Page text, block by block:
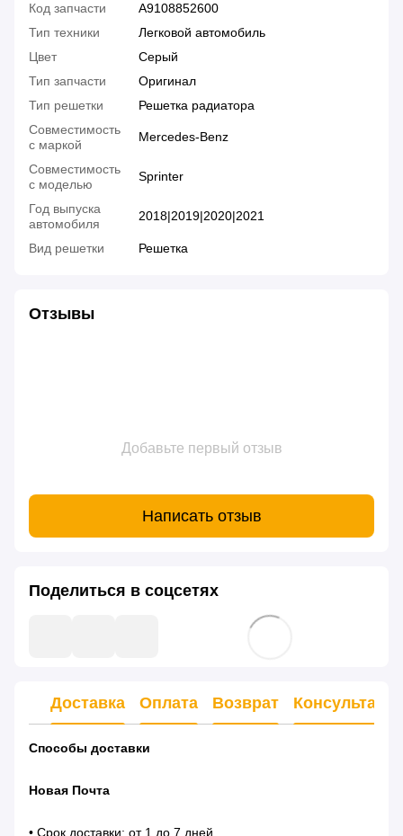
Код запчасти
A9108852600
Тип техники
Легковой автомобиль
Цвет
Серый
Тип запчасти
Оригинал
Тип решетки
Решетка радиатора
Совместимость
с маркой
Mercedes-Benz
Совместимость
с моделью
Sprinter
Год выпуска
автомобиля
2018|2019|2020|2021
Вид решетки Решетка
Отзывы
Добавьте первый отзыв
Написать отзыв
Поделиться в соцсетях
Доставка Оплата Возврат
Способы доставки
Новая Почта
• Срок доставки: от 1 до 7 дней.